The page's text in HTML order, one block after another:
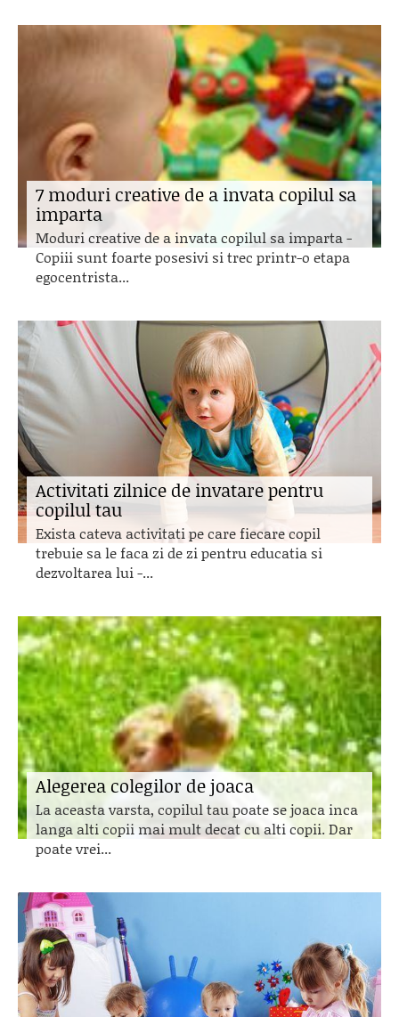
7 moduri creative de a invata copilul sa
imparta
Moduri creative de a invata copilul sa imparta -
Copiii sunt foarte posesivi si trec printr-o etapa
egocentrista...
Activitati zilnice de invatare pentru
copilul tau
Exista cateva activitati pe care fiecare copil
trebuie sa le faca zi de zi pentru educatia si
dezvoltarea lui -...
Alegerea colegilor de joaca
La aceasta varsta, copilul tau poate se joaca inca
langa alti copii mai mult decat cu alti copii. Dar
poate vrei...